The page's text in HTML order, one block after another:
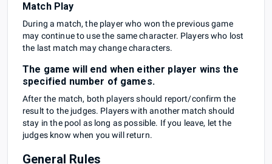
Match Play
During a match, the player who won the previous game
may continue to use the same character. Players who lost
the last match may change characters.
The game will end when either player wins the
specified number of games.
After the match, both players should report/confirm the
result to the judges. Players with another match should
stay in the pool as long as possible. If you leave, let the
judges know when you will return.
General Rules